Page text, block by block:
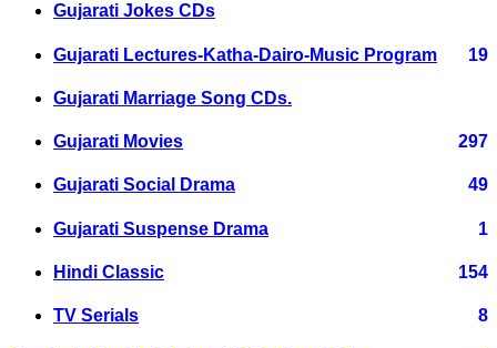
Gujarati Jokes CDs
Gujarati Lectures-Katha-Dairo-Music Program 19
Gujarati Marriage Song CDs.
Gujarati Movies 297
Gujarati Social Drama 49
Gujarati Suspense Drama 1
Hindi Classic 154
TV Serials 8